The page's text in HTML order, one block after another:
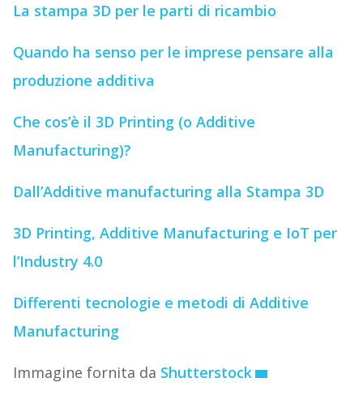
La stampa 3D per le parti di ricambio
Quando ha senso per le imprese pensare alla
produzione additiva
Che cos’è il 3D Printing (o Additive
Manufacturing)?
Dall’Additive manufacturing alla Stampa 3D
3D Printing, Additive Manufacturing e IoT per
l’Industry 4.0
Differenti tecnologie e metodi di Additive
Manufacturing
Immagine fornita da Shutterstock